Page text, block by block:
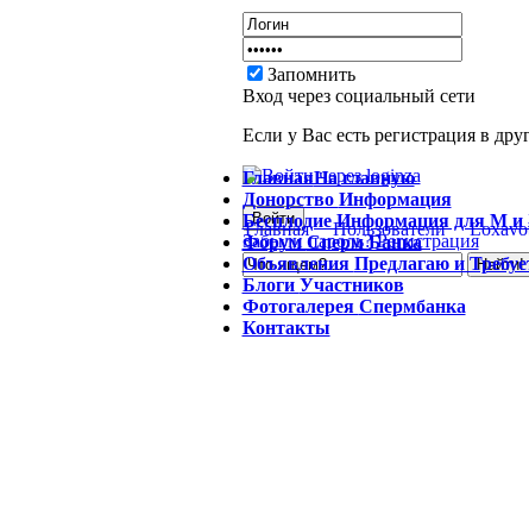
Запомнить
Вход через социальный сети
Если у Вас есть регистрация в
Забыли пароль? Регистрация
ГлавнаяНа главную
Донорство Информация
БесплодиеИнформация для М
ФорумСперм Банка
Объявления Предлагаю и
Блоги Участников
Фотогалерея Спермбанка
Контакты
Главная Пользователи